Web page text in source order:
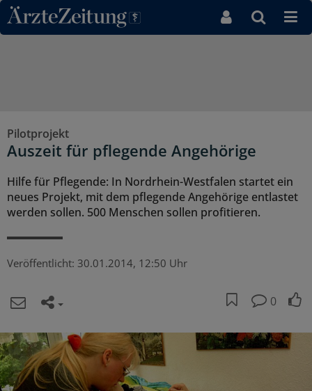
Direkt zum Inhaltsbereich
Pilotprojekt
Auszeit für pflegende Angehörige
Hilfe für Pflegende: In Nordrhein-Westfalen startet ein
neues Projekt, mit dem pflegende Angehörige entlastet
werden sollen. 500 Menschen sollen profitieren.
Veröffentlicht: 30.01.2014, 12:50 Uhr
0